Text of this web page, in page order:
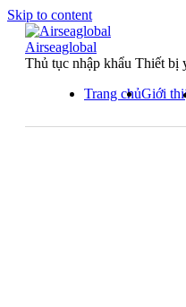
Skip to content
Airseaglobal
Thủ tục nhập khẩu Thiết bị
Trang chủGiới